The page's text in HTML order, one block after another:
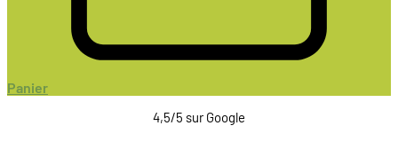
Panier
4,5/5 sur Google